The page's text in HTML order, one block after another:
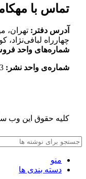
تماس با
آدرس دفتر: تهران،
چهارراه لبافی‌نژاد، کوچه
شماره‌های واحد
شماره‌‌ی واحد نشر:
کلیه حقوق این وب
منو
دسته بندی ها